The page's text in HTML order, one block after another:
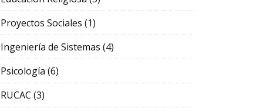
Proyectos Sociales (1)
Ingeniería de Sistemas (4)
Psicología (6)
RUCAC (3)